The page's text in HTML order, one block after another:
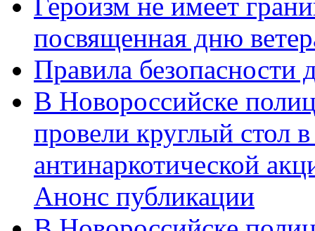
посвященная дню
Правила безопасности
В Новороссийске
провели круглый стол
антинаркотической
Анонс публикации